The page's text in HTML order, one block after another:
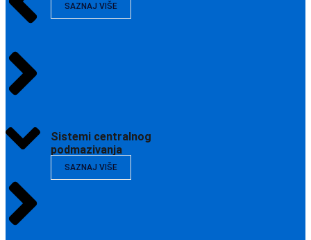
SAZNAJ VIŠE
Sistemi centralnog
podmazivanja
SAZNAJ VIŠE